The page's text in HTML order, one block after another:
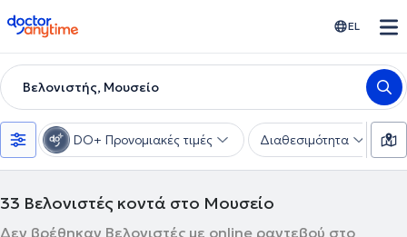
doctoranytime EL
Βελονιστής, Μουσείο
DO+ Προνομιακές τιμές Διαθεσιμότητα
33 Βελονιστές κοντά στο Μουσείο
Δεν βρέθηκαν Βελονιστές με online ραντεβού στο